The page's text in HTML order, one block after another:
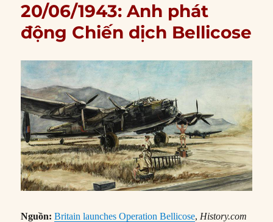
20/06/1943: Anh phát
động Chiến dịch Bellicose
Nguồn: Britain launches Operation Bellicose, History.com